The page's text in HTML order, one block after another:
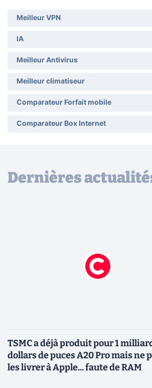
Meilleur VPN
IA
Meilleur Antivirus
Meilleur climatiseur
Comparateur Forfait mobile
Comparateur Box Internet
Dernières
TSMC a déjà produit pour 1
dollars de puces A20 Pro mais ne
les livrer à Apple... faute de RAM